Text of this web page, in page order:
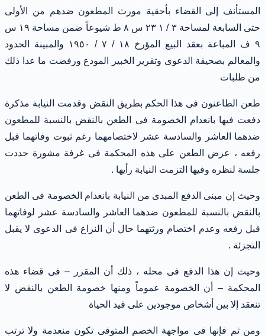
المستأنف إلى القضاء بأحقية مورث المطعون ضدهم من الأولى
حتى السابعة لمساحة ٣ / ١ ٢٣ س ٨ ط شيوعاً ضمن مساحة ١٩ س
٩ ف المباعة بعقد البيع المؤرخ ١٨ / ٧ / ١٩٥٠ والمبينة الحدود
والمعالم بصحيفة الدعوى وتقرير الخبير المودع ورفضت ما عدا ذلك
من طلبات
طعن الطاعنون فى هذا الحكم بطريق النقض وقدمت النيابة مذكرة
دفعت فيها بانعدام الخصومة فى الطعن بالنقض بالنسبة للمطعون
ضدهما العاشر والسادسة عشر لاختصامهما رغم ثبوت وفاتهما قبل
رفعه ، عرض الطعن على هذه المحكمة فى غرفة مشورة حددت
جلسة لنظره وفيها التزمت النيابة رأيها .
وحيث إن مبنى الدفع المبدى من النيابة بانعدام الخصومة فى الطعن
بالنقض بالنسبة للمطعون ضدهما العاشر والسادسة عشر لوفاتهما
قبل رفعه وعدم اختصام ورثتهما حال أن النزاع فى الدعوى لا يقبل
التجزئة .
وحيث إن هذا الدفع فى محله ، ذلك أن المقرر – فى قضاء هذه
المحكمة – أن الخصومة عموماً ومنها خصومة الطعن بالنقض لا
تنعقد إلا بين أشخاص موجودين على قيد الحياة
ومن ثم فإنها فى مواجهة الخصم المتوفى تكون منعدمة ولا ترتب